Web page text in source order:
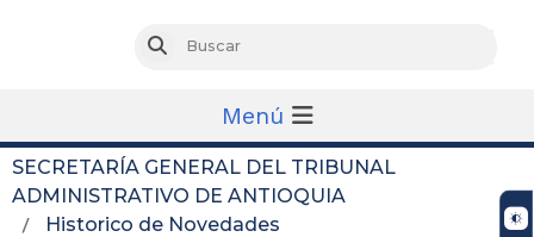
Buscar
Menú
SECRETARÍA GENERAL DEL TRIBUNAL
ADMINISTRATIVO DE ANTIOQUIA
Historico de Novedades